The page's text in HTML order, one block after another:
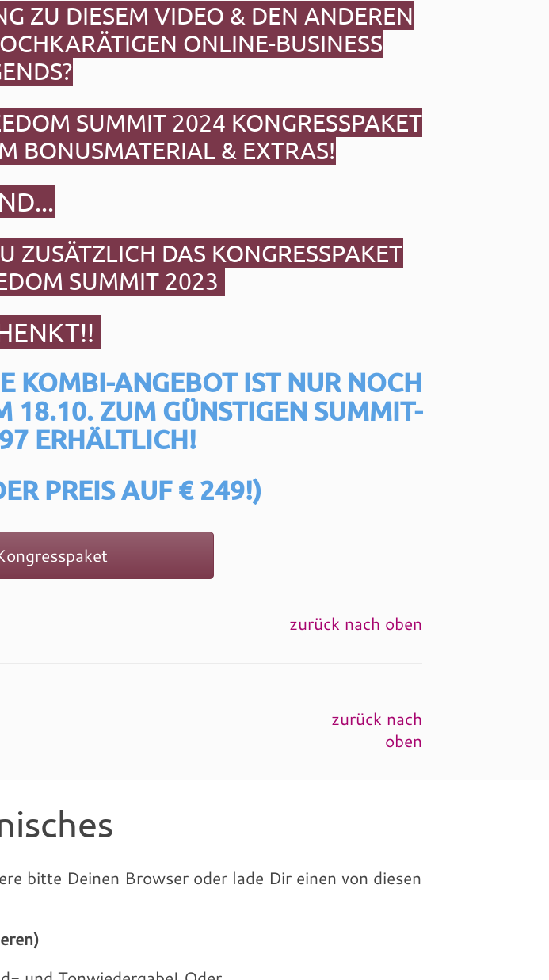
ZU DIESEM VIDEO & DEN ANDEREN
ONLINE-BUSINESS
SUMMIT 2024 KONGRESSPAKET
BONUSMATERIAL & EXTRAS!
DAS KONGRESSPAKET
SUMMIT 2023
KOMBI-ANGEBOT IST NUR NOCH
18.10. ZUM GÜNSTIGEN SUMMIT-
ERHÄLTLICH!
PREIS AUF € 249!)
zurück nach oben
zurück nach
oben
bitte Deinen Browser oder lade Dir einen von diesen